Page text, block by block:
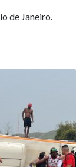
de Janeiro.